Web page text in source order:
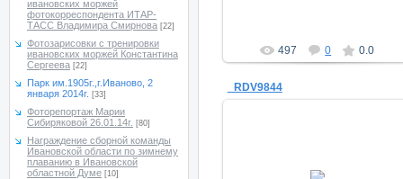
ивановских моржей
фотокорреспондента ИТАР-
ТАСС Владимира Смирнова [22]
Фотозарисовки с тренировки
ивановских моржей Константина
Сергеева [22]
Парк им.1905г.,г.Иваново, 2
января 2014г. [33]
Фоторепортаж Марии
Сибиряковой 26.01.14г. [80]
Награждение сборной команды
Ивановской области по зимнему
плаванию в Ивановской
областной Думе [10]
497 0 0.0
_RDV9844